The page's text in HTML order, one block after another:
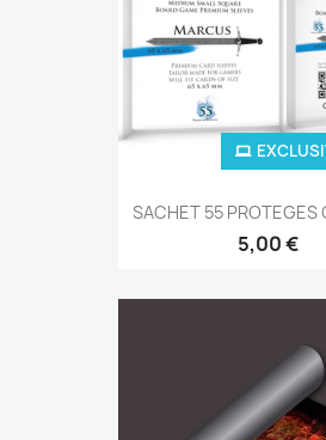
SACHET 55 PROTEGES
5,00 €